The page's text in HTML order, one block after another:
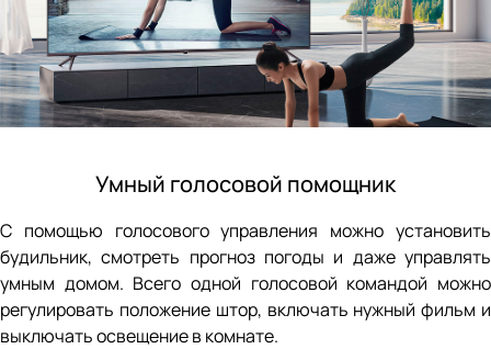
Умный голосовой помощник
С помощью голосового управления можно установить
будильник, смотреть прогноз погоды и даже управлять
умным домом. Всего одной голосовой командой можно
регулировать положение штор, включать нужный фильм и
выключать освещение в комнате.